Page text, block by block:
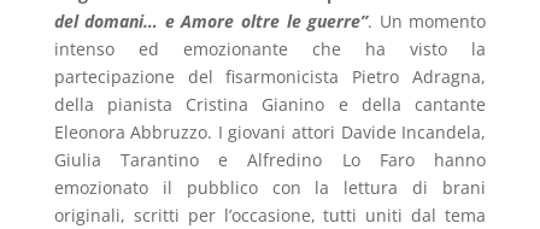
del domani… e Amore oltre le guerre”. Un momento
intenso ed emozionante che ha visto la
partecipazione del fisarmonicista Pietro Adragna,
della pianista Cristina Gianino e della cantante
Eleonora Abbruzzo. I giovani attori Davide Incandela,
Giulia Tarantino e Alfredino Lo Faro hanno
emozionato il pubblico con la lettura di brani
originali, scritti per l’occasione, tutti uniti dal tema